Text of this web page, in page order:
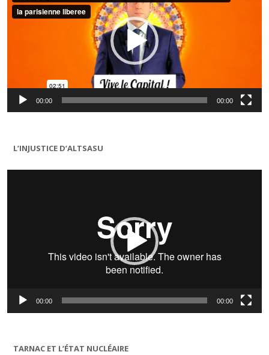
00:00 00:00
L’INJUSTICE D’ALTSASU
Lecteur
00:00 00:00
TARNAC ET L’ÉTAT NUCLÉAIRE